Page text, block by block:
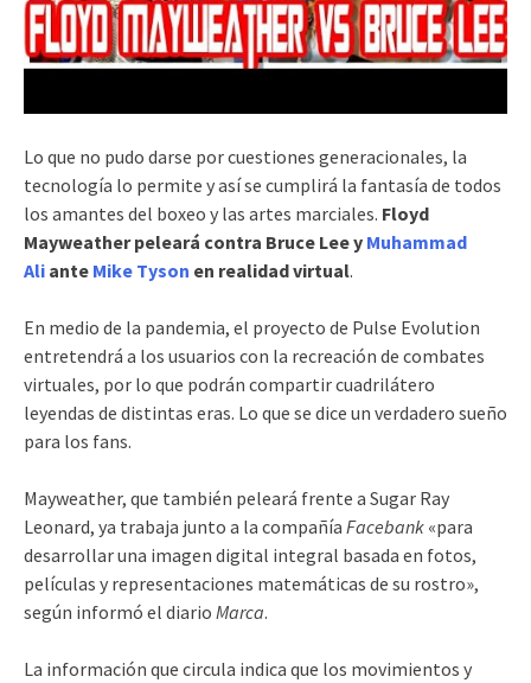
Lo que no pudo darse por cuestiones generacionales, la
tecnología lo permite y así se cumplirá la fantasía de todos
los amantes del boxeo y las artes marciales. Floyd
Mayweather peleará contra Bruce Lee y Muhammad
Ali ante Mike Tyson en realidad virtual.
En medio de la pandemia, el proyecto de Pulse Evolution
entretendrá a los usuarios con la recreación de combates
virtuales, por lo que podrán compartir cuadrilátero
leyendas de distintas eras. Lo que se dice un verdadero sueño
para los fans.
Mayweather, que también peleará frente a Sugar Ray
Leonard, ya trabaja junto a la compañía Facebank «para
desarrollar una imagen digital integral basada en fotos,
películas y representaciones matemáticas de su rostro»,
según informó el diario Marca.
La información que circula indica que los movimientos y